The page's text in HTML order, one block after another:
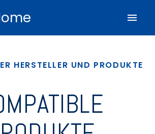
HERSTELLER UND PRODUKTE